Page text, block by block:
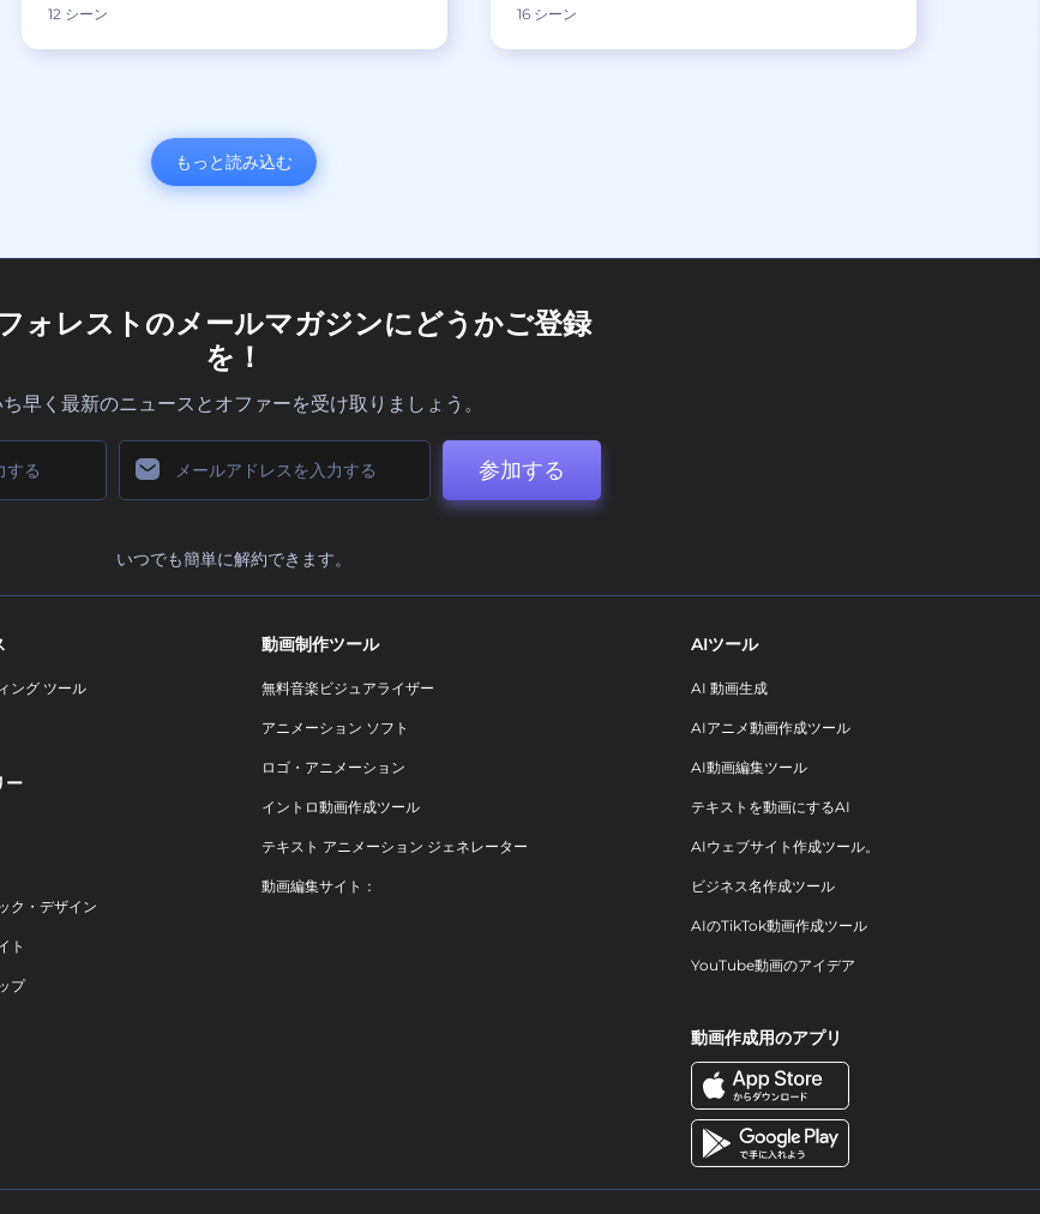
12 シーン 16 シーン
もっと読み込む
ォレストのメールマガジンにどうかご登録
を！
ち早く最新のニュースとオファーを受け取りましょう。
参加する
いつでも簡単に解約できます。
ング ツール
ー
ク・デザイン
ト
プ
動画制作ツール
無料音楽ビジュアライザー
アニメーション ソフト
ロゴ・アニメーション
イントロ動画作成ツール
テキスト アニメーション ジェネレーター
動画編集サイト：
AIツール
AI 動画生成
AIアニメ動画作成ツール
AI動画編集ツール
テキストを動画にするAI
AIウェブサイト作成ツール。
ビジネス名作成ツール
AIのTikTok動画作成ツール
YouTube動画のアイデア
動画作成用のアプリ